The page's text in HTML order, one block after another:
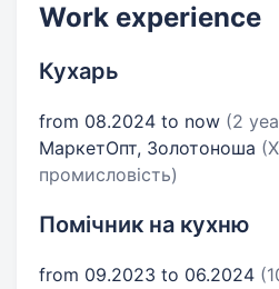
Work experience
Кухарь
from 08.2024 to now (2
МаркетОпт, Золотоноша
промисловість)
Помічник на кухню
from 09.2023 to 06.2024